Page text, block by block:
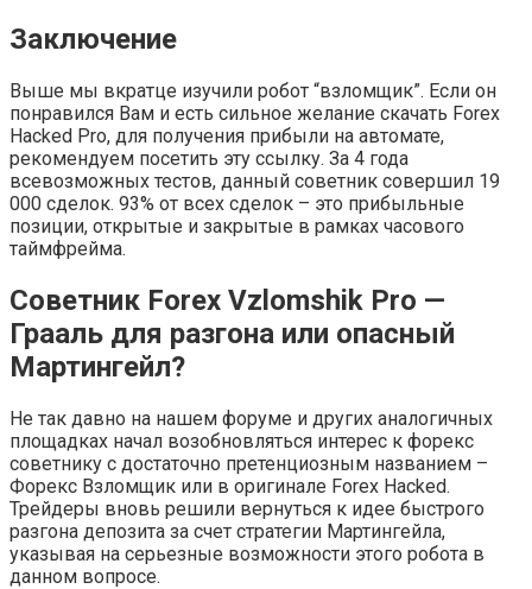
Заключение
Выше мы вкратце изучили робот “взломщик”. Если он
понравился Вам и есть сильное желание скачать Forex
Hacked Pro, для получения прибыли на автомате,
рекомендуем посетить эту ссылку. За 4 года
всевозможных тестов, данный советник совершил 19
000 сделок. 93% от всех сделок – это прибыльные
позиции, открытые и закрытые в рамках часового
таймфрейма.
Советник Forex Vzlomshik Pro —
Грааль для разгона или опасный
Мартингейл?
Не так давно на нашем форуме и других аналогичных
площадках начал возобновляться интерес к форекс
советнику с достаточно претенциозным названием –
Форекс Взломщик или в оригинале Forex Hacked.
Трейдеры вновь решили вернуться к идее быстрого
разгона депозита за счет стратегии Мартингейла,
указывая на серьезные возможности этого робота в
данном вопросе.